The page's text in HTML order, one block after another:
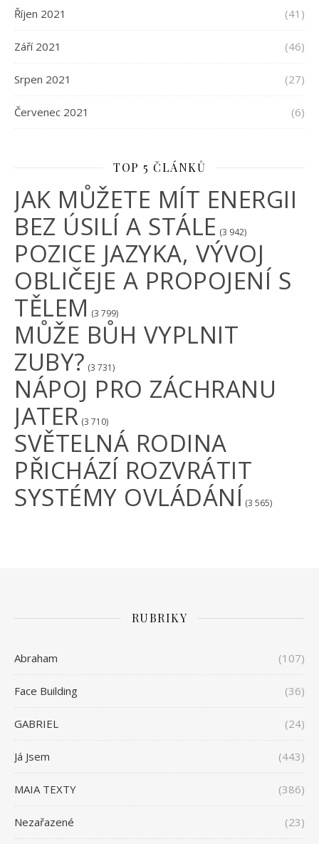
Říjen 2021 (41)
Září 2021 (46)
Srpen 2021 (27)
Červenec 2021 (6)
TOP 5 ČLÁNKŮ
JAK MŮŽETE MÍT ENERGII
BEZ ÚSILÍ A STÁLE (3 942)
POZICE JAZYKA, VÝVOJ
OBLIČEJE A PROPOJENÍ S
TĚLEM (3 799)
MŮŽE BŮH VYPLNIT
ZUBY? (3 731)
NÁPOJ PRO ZÁCHRANU
JATER (3 710)
SVĚTELNÁ RODINA
PŘICHÁZÍ ROZVRÁTIT
SYSTÉMY OVLÁDÁNÍ (3 565)
RUBRIKY
Abraham (107)
Face Building (36)
GABRIEL (24)
Já Jsem (443)
MAIA TEXTY (386)
Nezařazené (23)